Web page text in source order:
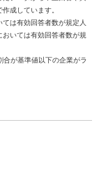
成しています。
は有効回答者数が規定人
いては有効回答者数が規
が基準値以下の企業がラ